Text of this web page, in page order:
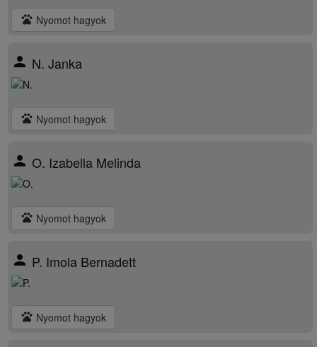
pets Nyomot hagyok
person N. Janka
pets Nyomot hagyok
person O. Izabella Melinda
pets Nyomot hagyok
person P. Imola Bernadett
pets Nyomot hagyok